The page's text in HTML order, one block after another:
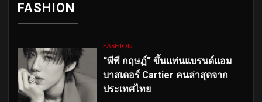
FASHION
FASHION
“พีพี กฤษฏ์” ขึ้นแท่นแบรนด์แอม
บาสเดอร์ Cartier คนล่าสุดจาก
ประเทศไทย